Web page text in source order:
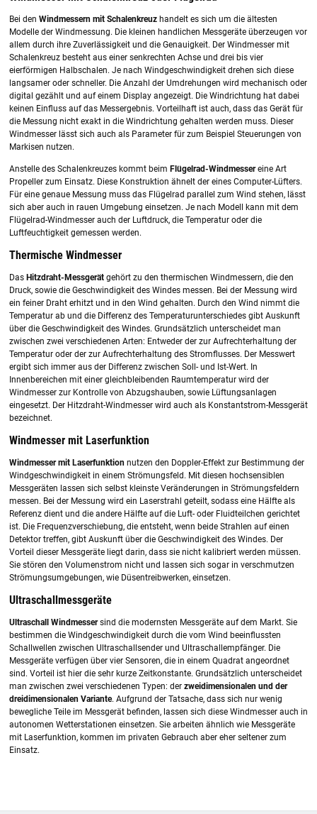
Bei den Windmessern mit Schalenkreuz handelt es sich um die ältesten
Modelle der Windmessung. Die kleinen handlichen Messgeräte überzeugen vor
allem durch ihre Zuverlässigkeit und die Genauigkeit. Der Windmesser mit
Schalenkreuz besteht aus einer senkrechten Achse und drei bis vier
eierförmigen Halbschalen. Je nach Windgeschwindigkeit drehen sich diese
langsamer oder schneller. Die Anzahl der Umdrehungen wird mechanisch oder
digital gezählt und auf einem Display angezeigt. Die Windrichtung hat dabei
keinen Einfluss auf das Messergebnis. Vorteilhaft ist auch, dass das Gerät für
die Messung nicht exakt in die Windrichtung gehalten werden muss. Dieser
Windmesser lässt sich auch als Parameter für zum Beispiel Steuerungen von
Markisen nutzen.
Anstelle des Schalenkreuzes kommt beim Flügelrad-Windmessereine Art
Propeller zum Einsatz. Diese Konstruktion ähnelt der eines Computer-Lüfters.
Für eine genaue Messung muss das Flügelrad parallel zum Wind stehen, lässt
sich aber auch in rauen Umgebung einsetzen. Je nach Modell kann mit dem
Flügelrad-Windmesser auch der Luftdruck, die Temperatur oder die
Luftfeuchtigkeit gemessen werden.
Thermische Windmesser
Das Hitzdraht-Messgerät gehört zu den thermischen Windmessern, die den
Druck, sowie die Geschwindigkeit des Windes messen. Bei der Messung wird
ein feiner Draht erhitzt und in den Wind gehalten. Durch den Wind nimmt die
Temperatur ab und die Differenz des Temperaturunterschiedes gibt Auskunft
über die Geschwindigkeit des Windes. Grundsätzlich unterscheidet man
zwischen zwei verschiedenen Arten: Entweder der zur Aufrechterhaltung der
Temperatur oder der zur Aufrechterhaltung des Stromflusses. Der Messwert
ergibt sich immer aus der Differenz zwischen Soll- und Ist-Wert. In
Innenbereichen mit einer gleichbleibenden Raumtemperatur wird der
Windmesser zur Kontrolle von Abzugshauben, sowie Lüftungsanlagen
eingesetzt. Der Hitzdraht-Windmesser wird auch als Konstantstrom-Messgerät
bezeichnet.
Windmesser mit Laserfunktion
Windmesser mit Laserfunktion nutzen den Doppler-Effekt zur Bestimmung der
Windgeschwindigkeit in einem Strömungsfeld. Mit diesen hochsensiblen
Messgeräten lassen sich selbst kleinste Veränderungen in Strömungsfeldern
messen. Bei der Messung wird ein Laserstrahl geteilt, sodass eine Hälfte als
Referenz dient und die andere Hälfte auf die Luft- oder Fluidteilchen gerichtet
ist. Die Frequenzverschiebung, die entsteht, wenn beide Strahlen auf einen
Detektor treffen, gibt Auskunft über die Geschwindigkeit des Windes. Der
Vorteil dieser Messgeräte liegt darin, dass sie nicht kalibriert werden müssen.
Sie stören den Volumenstrom nicht und lassen sich sogar in verschmutzen
Strömungsumgebungen, wie Düsentreibwerken, einsetzen.
Ultraschallmessgeräte
Ultraschall Windmessersind die modernsten Messgeräte auf dem Markt. Sie
bestimmen die Windgeschwindigkeit durch die vom Wind beeinflussten
Schallwellen zwischen Ultraschallsender und Ultraschallempfänger. Die
Messgeräte verfügen über vier Sensoren, die in einem Quadrat angeordnet
sind. Vorteil ist hier die sehr kurze Zeitkonstante. Grundsätzlich unterscheidet
man zwischen zwei verschiedenen Typen: der zweidimensionalen und der
dreidimensionalen Variante. Aufgrund der Tatsache, dass sich nur wenig
bewegliche Teile im Messgerät befinden, lassen sich diese Windmesser auch in
autonomen Wetterstationen einsetzen. Sie arbeiten ähnlich wie Messgeräte
mit Laserfunktion, kommen im privaten Gebrauch aber eher seltener zum
Einsatz.